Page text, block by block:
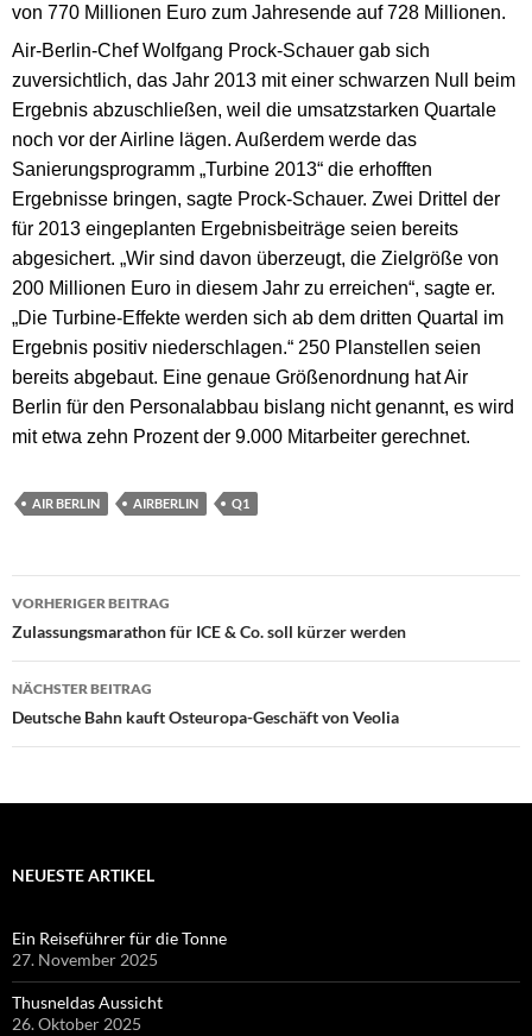
von 770 Millionen Euro zum Jahresende auf 728 Millionen.
Air-Berlin-Chef Wolfgang Prock-Schauer gab sich
zuversichtlich, das Jahr 2013 mit einer schwarzen Null beim
Ergebnis abzuschließen, weil die umsatzstarken Quartale
noch vor der Airline lägen. Außerdem werde das
Sanierungsprogramm „Turbine 2013“ die erhofften
Ergebnisse bringen, sagte Prock-Schauer. Zwei Drittel der
für 2013 eingeplanten Ergebnisbeiträge seien bereits
abgesichert. „Wir sind davon überzeugt, die Zielgröße von
200 Millionen Euro in diesem Jahr zu erreichen“, sagte er.
„Die Turbine-Effekte werden sich ab dem dritten Quartal im
Ergebnis positiv niederschlagen.“ 250 Planstellen seien
bereits abgebaut. Eine genaue Größenordnung hat Air
Berlin für den Personalabbau bislang nicht genannt, es wird
mit etwa zehn Prozent der 9.000 Mitarbeiter gerechnet.
AIR BERLIN AIRBERLIN Q1
Beitragsnavigation
VORHERIGER BEITRAG
Zulassungsmarathon für ICE & Co. soll kürzer werden
NÄCHSTER BEITRAG
Deutsche Bahn kauft Osteuropa-Geschäft von Veolia
NEUESTE ARTIKEL
Ein Reiseführer für die Tonne
27. November 2025
Thusneldas Aussicht
26. Oktober 2025